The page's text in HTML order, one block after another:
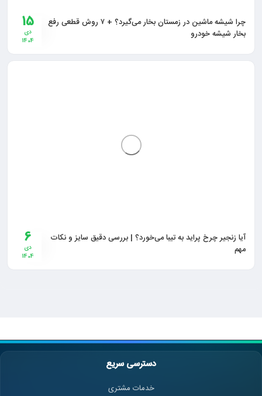
15
دی
1404
چرا شیشه ماشین در زمستان بخار می‌گیرد؟ + ۷ روش قطعی رفع
بخار شیشه خودرو
6
دی
1404
آیا زنجیر چرخ پراید به تیبا می‌خورد؟ | بررسی دقیق سایز و نکات
مهم
دسترسی سریع
خدمات مشتری